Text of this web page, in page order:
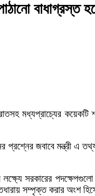
বাধাগ্রস্ত
মধ্যপ্রাচ্যের কয়েকটি
জবাবে মন্ত্রী এ
সরকারের পদক্ষেপগুলো
সম্পৃক্ত করার অংশ